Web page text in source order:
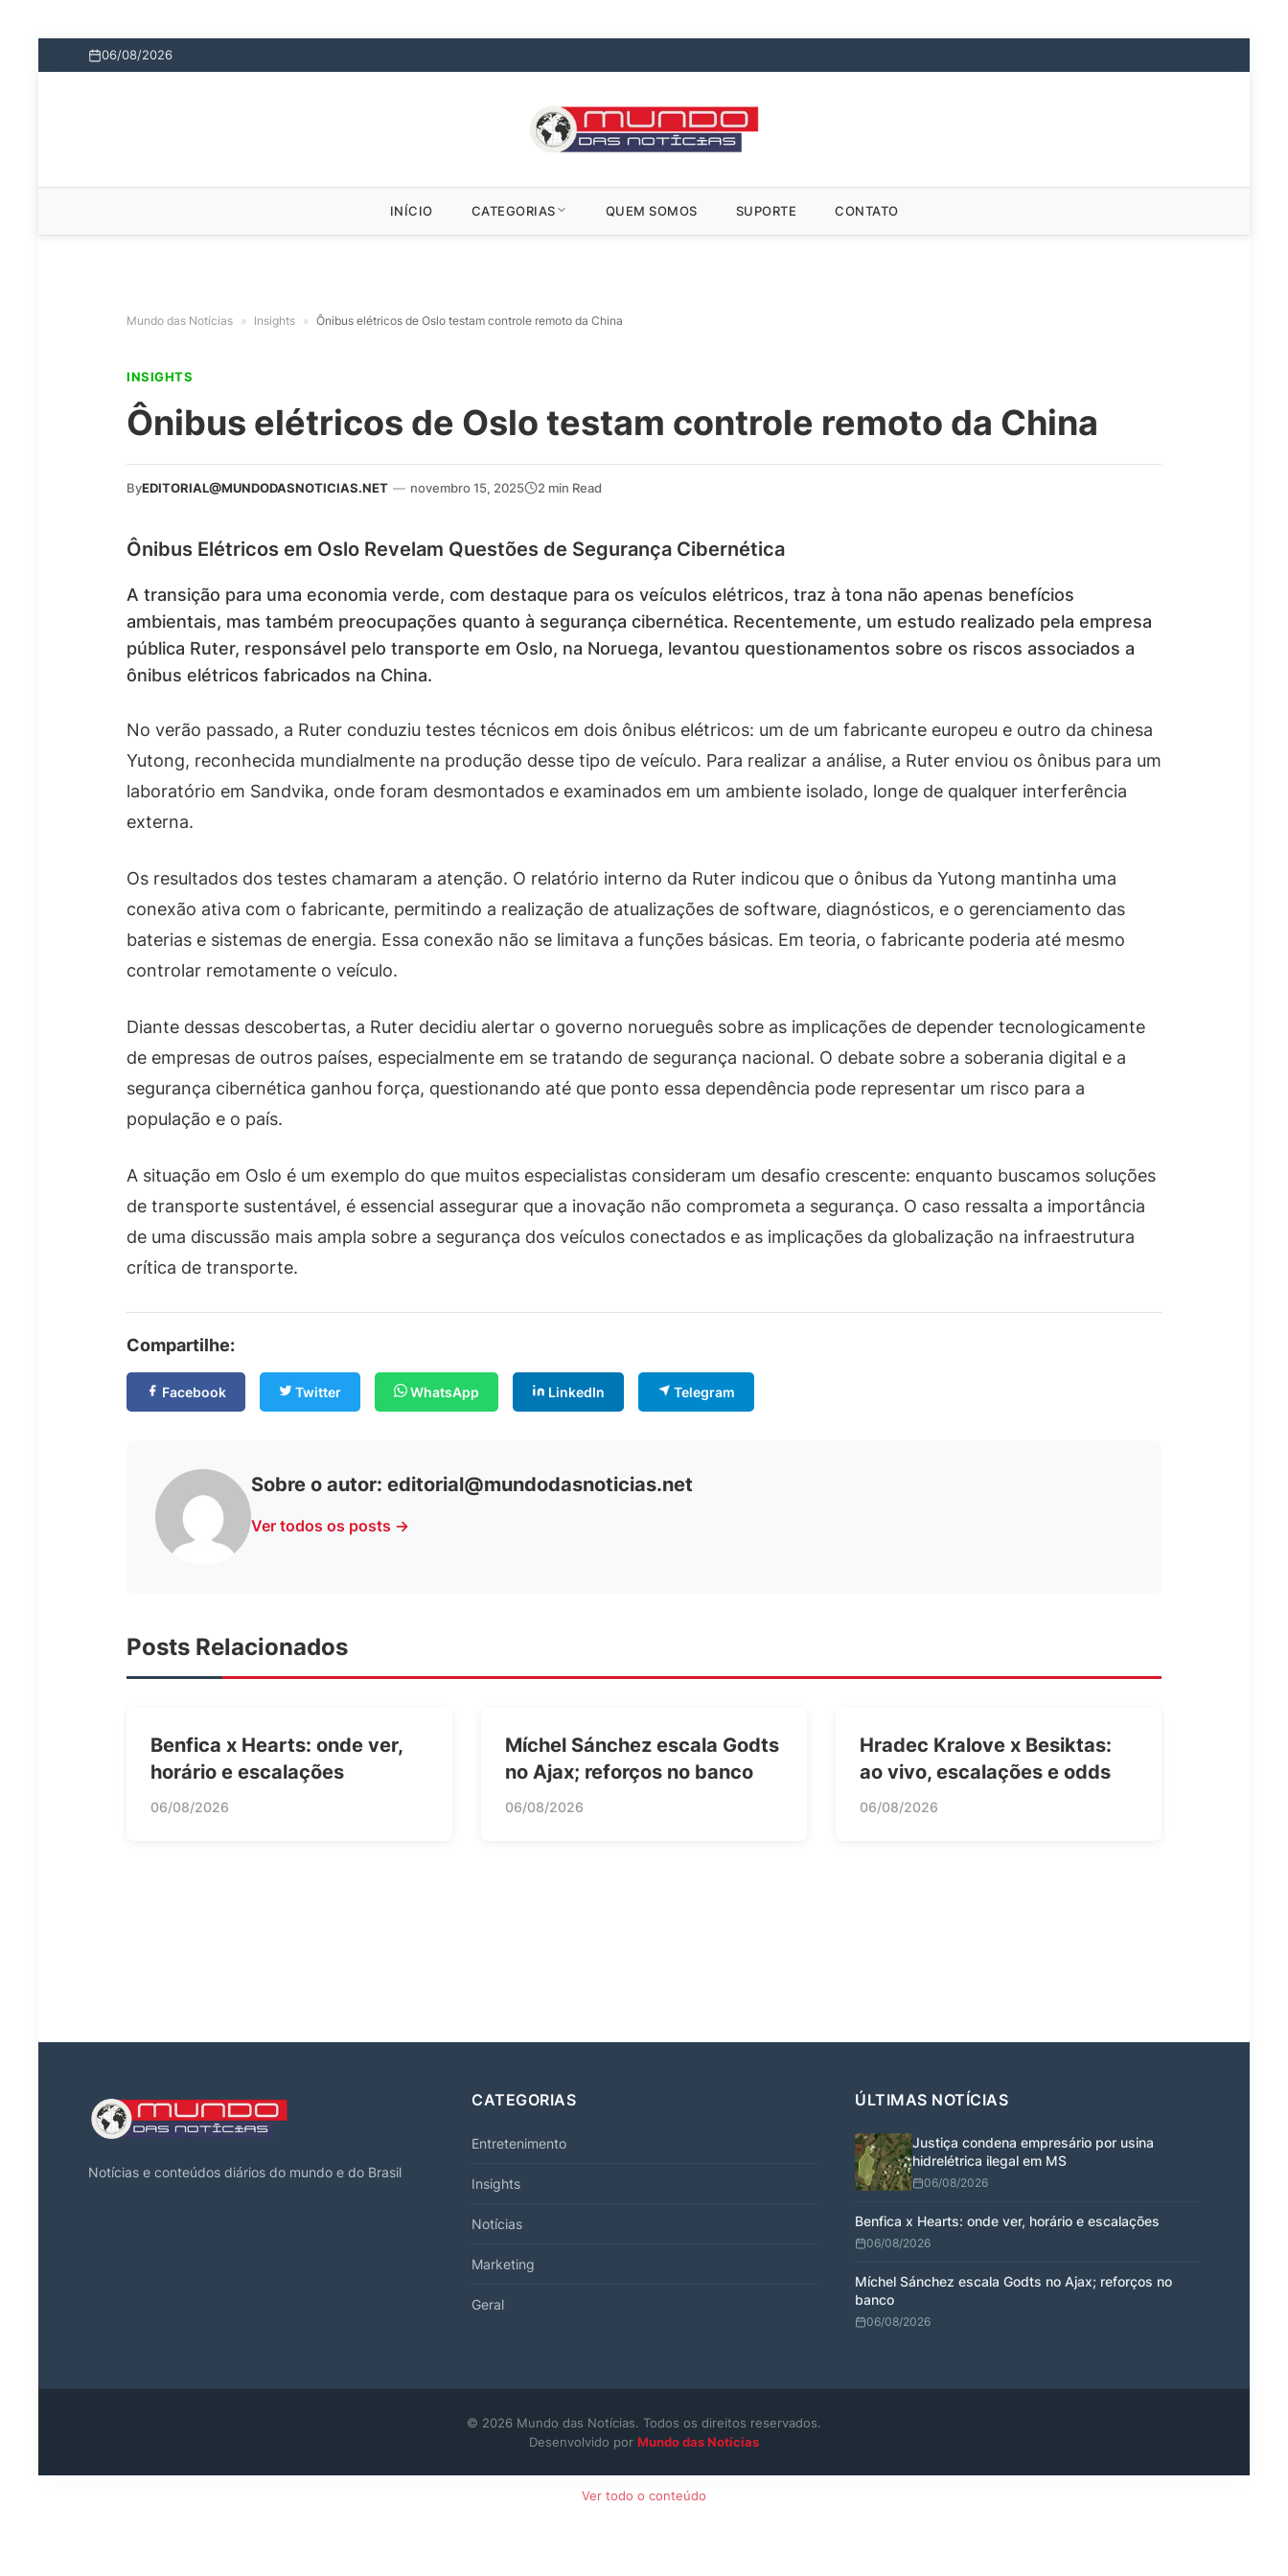
06/08/2026
INÍCIO CATEGORIAS QUEM SOMOS SUPORTE CONTATO
Mundo das Notícias » Insights » Ônibus elétricos de Oslo testam controle remoto da China
INSIGHTS
Ônibus elétricos de Oslo testam controle remoto da China
ByEDITORIAL@MUNDODASNOTICIAS.NET — novembro 15, 2025 2 min Read
Ônibus Elétricos em Oslo Revelam Questões de Segurança Cibernética
A transição para uma economia verde, com destaque para os veículos elétricos, traz à tona não apenas benefícios
ambientais, mas também preocupações quanto à segurança cibernética. Recentemente, um estudo realizado pela empresa
pública Ruter, responsável pelo transporte em Oslo, na Noruega, levantou questionamentos sobre os riscos associados a
ônibus elétricos fabricados na China.
No verão passado, a Ruter conduziu testes técnicos em dois ônibus elétricos: um de um fabricante europeu e outro da chinesa
Yutong, reconhecida mundialmente na produção desse tipo de veículo. Para realizar a análise, a Ruter enviou os ônibus para um
laboratório em Sandvika, onde foram desmontados e examinados em um ambiente isolado, longe de qualquer interferência
externa.
Os resultados dos testes chamaram a atenção. O relatório interno da Ruter indicou que o ônibus da Yutong mantinha uma
conexão ativa com o fabricante, permitindo a realização de atualizações de software, diagnósticos, e o gerenciamento das
baterias e sistemas de energia. Essa conexão não se limitava a funções básicas. Em teoria, o fabricante poderia até mesmo
controlar remotamente o veículo.
Diante dessas descobertas, a Ruter decidiu alertar o governo norueguês sobre as implicações de depender tecnologicamente
de empresas de outros países, especialmente em se tratando de segurança nacional. O debate sobre a soberania digital e a
segurança cibernética ganhou força, questionando até que ponto essa dependência pode representar um risco para a
população e o país.
A situação em Oslo é um exemplo do que muitos especialistas consideram um desafio crescente: enquanto buscamos soluções
de transporte sustentável, é essencial assegurar que a inovação não comprometa a segurança. O caso ressalta a importância
de uma discussão mais ampla sobre a segurança dos veículos conectados e as implicações da globalização na infraestrutura
crítica de transporte.
Compartilhe:
Facebook Twitter WhatsApp LinkedIn Telegram
Sobre o autor: editorial@mundodasnoticias.net
Ver todos os posts →
Posts Relacionados
Benfica x Hearts: onde ver,
horário e escalações
06/08/2026
Míchel Sánchez escala Godts
no Ajax; reforços no banco
06/08/2026
Hradec Kralove x Besiktas:
ao vivo, escalações e odds
06/08/2026
Notícias e conteúdos diários do mundo e do Brasil
CATEGORIAS
Entretenimento
Insights
Notícias
Marketing
Geral
ÚLTIMAS NOTÍCIAS
Justiça condena empresário por usina
hidrelétrica ilegal em MS
06/08/2026
Benfica x Hearts: onde ver, horário e escalações
06/08/2026
Míchel Sánchez escala Godts no Ajax; reforços no
banco
06/08/2026
© 2026 Mundo das Notícias. Todos os direitos reservados.
Desenvolvido por Mundo das Notícias
Ver todo o conteúdo